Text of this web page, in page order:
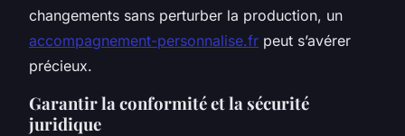
changements sans perturber la production, un
accompagnement-personnalise.fr peut s’avérer
précieux.
Garantir la conformité et la sécurité
juridique